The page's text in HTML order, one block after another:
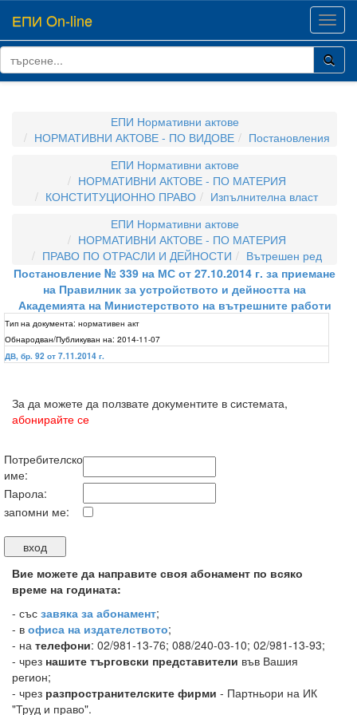
ЕПИ On-line
ЕПИ Нормативни актове
НОРМАТИВНИ АКТОВЕ - ПО ВИДОВЕ
Постановления
ЕПИ Нормативни актове
НОРМАТИВНИ АКТОВЕ - ПО МАТЕРИЯ
КОНСТИТУЦИОННО ПРАВО
Изпълнителна власт
ЕПИ Нормативни актове
НОРМАТИВНИ АКТОВЕ - ПО МАТЕРИЯ
ПРАВО ПО ОТРАСЛИ И ДЕЙНОСТИ
Вътрешен ред
Постановление № 339 на МС от 27.10.2014 г. за приемане
на Правилник за устройството и дейността на
Академията на Министерството на вътрешните работи
Тип на документа: нормативен акт
Обнародван/Публикуван на: 2014-11-07
ДВ, бр. 92 от 7.11.2014 г.
За да можете да ползвате документите в системата,
абонирайте се
Потребителско
име:
Парола:
запомни ме:
Вие можете да направите своя абонамент по всяко
време на годината:
- със завяка за абонамент;
- в офиса на издателството;
- на телефони: 02/981-13-76; 088/240-03-10; 02/981-13-93;
- чрез нашите търговски представители във Вашия
регион;
- чрез разпространителските фирми - Партньори на ИК
"Труд и право".